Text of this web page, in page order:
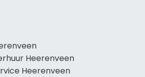
Heerenveen
Heerenveen